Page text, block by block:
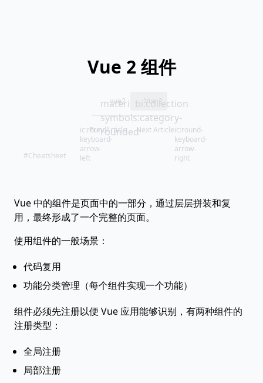
Vue 2 组件
material-
symbols:category-
rounded
vue2 bi:collection
Vue 2
ic:round-
keyboard-
arrow-
left
Prev Article Next Articleic:round-
keyboard-
arrow-
right
#Cheatsheet
Vue 中的组件是页面中的一部分，通过层层拼装和复
用，最终形成了一个完整的页面。
使用组件的一般场景：
代码复用
功能分类管理（每个组件实现一个功能）
组件必须先注册以便 Vue 应用能够识别，有两种组件的
注册类型：
全局注册
局部注册